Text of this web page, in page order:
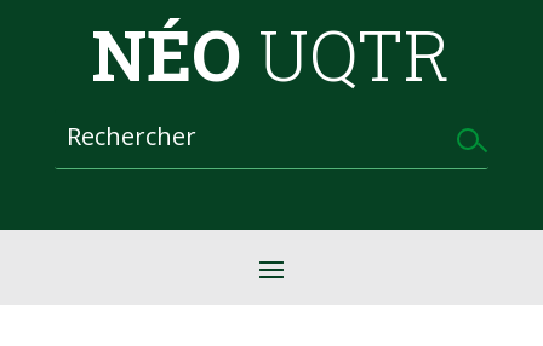
NÉO UQTR